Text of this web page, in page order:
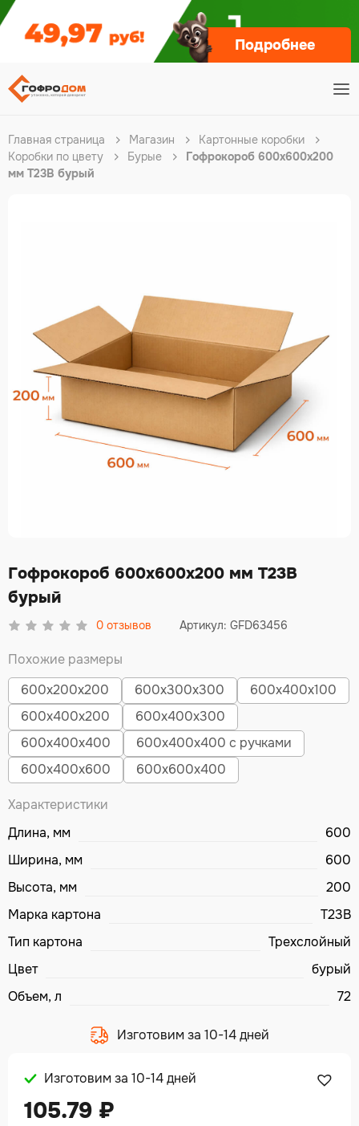
Подробнее
Главная страница Магазин
Картонные коробки
Коробки по цвету
Бурые
Гофрокороб 600х600х200
мм Т23В бурый
Гофрокороб 600х600х200 мм Т23В
бурый
0 отзывов Артикул: GFD63456
Похожие размеры
600х200х200
600х300х300
600х400х100
600х400х200
600х400х300
600х400х400
600х400х400 с ручками
600х400х600
600х600х400
Характеристики
Длина, мм
600
Ширина, мм
600
Высота, мм
200
Марка картона
Т23В
Тип картона
Трехслойный
Цвет
бурый
Объем, л
72
Изготовим за 10-14 дней
Изготовим за 10-14 дней
105.79 ₽